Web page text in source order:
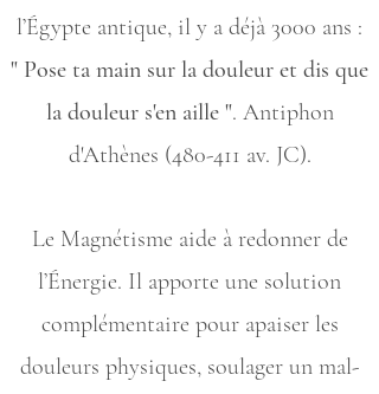
l’Égypte antique, il y a déjà 3000 ans :
" Pose ta main sur la douleur et dis que
la douleur s'en aille ". Antiphon
d'Athènes (480-411 av. JC).
Le Magnétisme aide à redonner de
l’Énergie. Il apporte une solution
complémentaire pour apaiser les
douleurs physiques, soulager un mal-